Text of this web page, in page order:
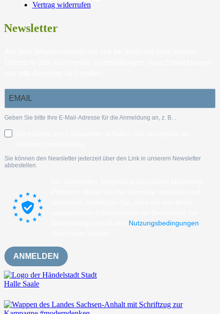
Vertrag widerrufen
Newsletter
Geben Sie bitte Ihre E-Mail-Adresse für die Anmeldung an, z. B. .
Sie können den Newsletter jederzeit über den Link in unserem Newsletter
abbestellen.
Nutzungsbedingungen
ANMELDEN